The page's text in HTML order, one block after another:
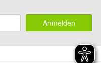
Anmelden